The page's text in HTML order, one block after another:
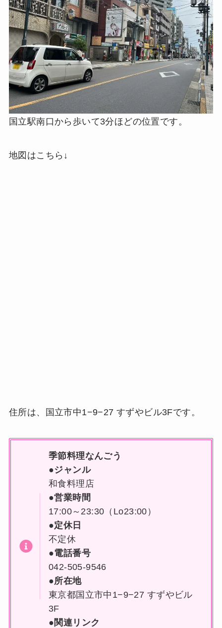
国立駅南口から歩いて3分ほどの位置です。
地図はこちら↓
住所は、国立市中1−9−27 すずやビル3Fです。
季節料理なんごう
●ジャンル
和食料理店
●営業時間
17:00～23:30（Lo23:00）
●定休日
不定休
●電話番号
042-505-9546
●所在地
東京都国立市中1−9−27 すずやビル
3F
●関連リンク